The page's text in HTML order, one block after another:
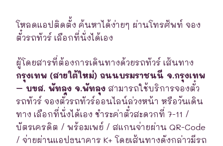
โหลดแอปติดตั้ง ค้นหาได้ง่ายๆ ผ่านโทรศัพท์ จอง
ตั๋วรถทัวร์ เลือกที่นั่งได้เอง
ผู้โดยสารที่ต้องการเดินทางด้วยรถทัวร์ เส้นทาง
กรุงเทพ (สายใต้ใหม่) ถนนบรมราชนนี จ.กรุงเทพ
– บขส. พัทลุง จ.พัทลุง สามารถใช้บริการจองตั๋ว
รถทัวร์ จองตั๋วรถทัวร์ออนไลน์ล่วงหน้า หรือวันเดิน
ทาง เลือกที่นั่งได้เอง ชำระค่าตั๋วสะดวกที่ 7-11 /
บัตรเครดิต / พร้อมเพย์ / สแกนจ่ายผ่าน QR-Code
/ จ่ายผ่านแอปธนาคาร K+ โดยเส้นทางดังกล่าวมีรถ